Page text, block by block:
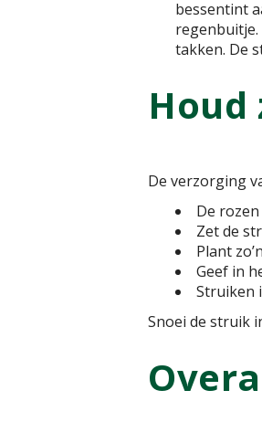
bessentint
regenbuitje.
takken. De
De verzorging
De
Zet de
Plant
Geef in
Struiken
Snoei de struik